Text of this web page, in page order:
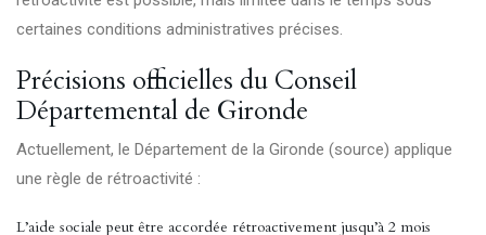
certaines conditions administratives précises.
Précisions officielles du Conseil
Départemental de Gironde
Actuellement, le Département de la Gironde (source) applique
une règle de rétroactivité :
L’aide sociale peut être accordée rétroactivement jusqu’à 2 mois